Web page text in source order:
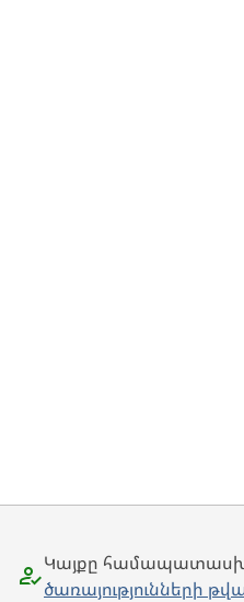
Կայքը
ծառայությունների